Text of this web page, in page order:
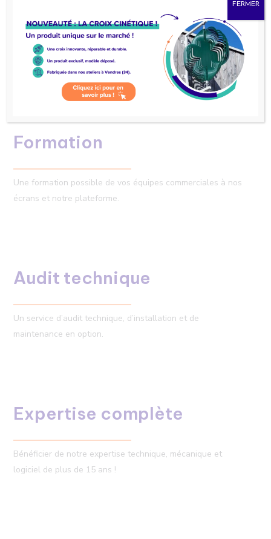
Notre hotline est disponible 5j/7.
Formation
Une formation possible de vos équipes commerciales à nos
écrans et notre plateforme.
Audit technique
Un service d’audit technique, d’installation et de
maintenance en option.
Expertise complète
Bénéficier de notre expertise technique, mécanique et
logiciel de plus de 15 ans !
FERMER